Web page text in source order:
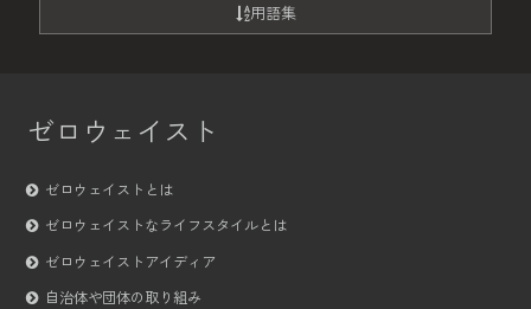
用語集
ゼロウェイスト
ゼロウェイストとは
ゼロウェイストなライフスタイルとは
ゼロウェイストアイディア
自治体や団体の取り組み